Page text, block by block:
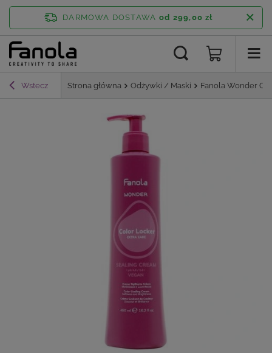
DARMOWA DOSTAWA od 299,00 zł
Wstecz Strona główna Odżywki / Maski Fanola Wonder